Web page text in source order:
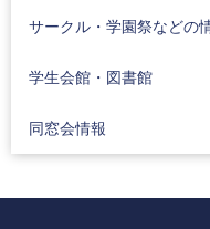
キャンパスで撮影さ
サービスラーニング
教育ローン
保険制度について
サークル・学園祭などの
学生会館・図書館
同窓会情報